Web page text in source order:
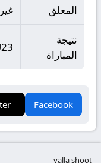
المعلق
نتيجة
المباراة
Facebook
yalla shoot